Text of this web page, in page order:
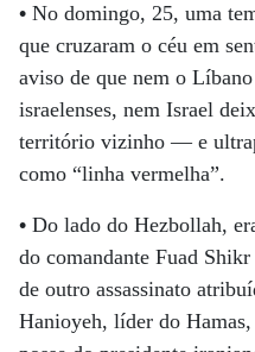
• No domingo, 25, uma
que cruzaram o céu em
aviso de que nem o
israelenses, nem Israel
território vizinho — e
como “linha vermelha”.
• Do lado do Hezbollah,
do comandante Fuad
de outro assassinato
Hanioyeh, líder do Hamas,